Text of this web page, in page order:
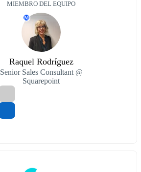
MIEMBRO DEL EQUIPO
M
Raquel Rodríguez
Senior Sales Consultant @
Squarepoint